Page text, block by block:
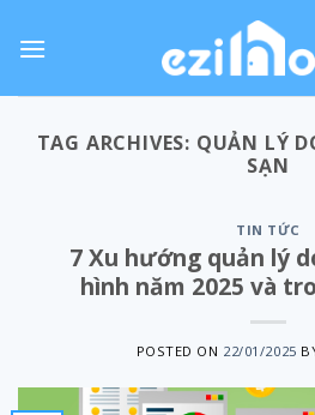
TAG ARCHIVES: QUẢN LÝ
SẠN
TIN TỨC
7 Xu hướng quản lý
hình năm 2025 và
POSTED ON 22/01/2025